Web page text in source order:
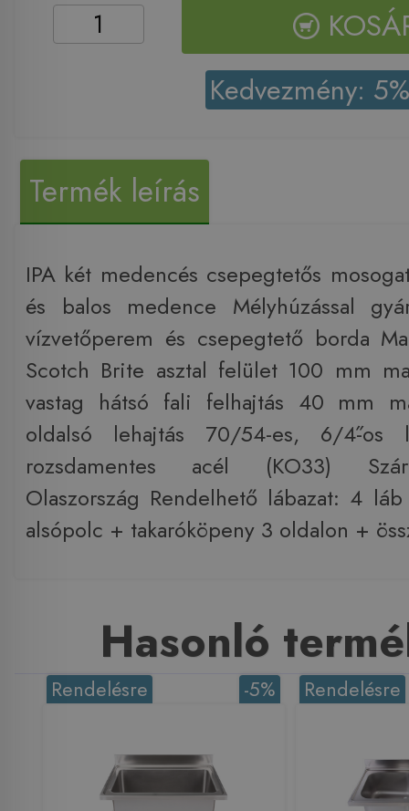
Kedvezmény:
Termék leírás
IPA két medencés csepegtetős
és balos medence Mélyhúzással
vízvetőperem és csepegtető borda
Scotch Brite asztal felület 100 mm
vastag hátsó fali felhajtás 40 mm
oldalsó lehajtás 70/54-es, 6/4˝-os
rozsdamentes acél (KO33)
Olaszország Rendelhető lábazat: 4
alsópolc + takaróköpeny 3 oldalon +
Hasonló
-5%
Rendelésre Rendelésre